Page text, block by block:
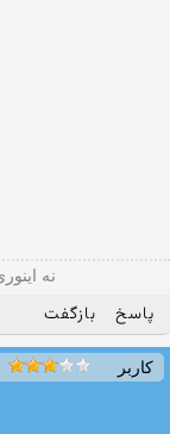
نه
پاسخ بازگفت
کاربر